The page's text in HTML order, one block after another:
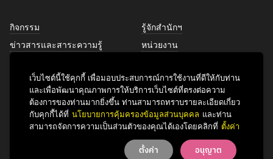
กิจกรรม
ข่าวสารและสาระความรู้
ศิลปวัฒนธรรม
รู้จักสำนักฯ
หน่วยงาน
บริการของเรา
ติดต่อเรา
Instagram TikTok
เว็บไซต์นี้ใช้คุกกี้ เพื่อมอบประสบการณ์การใช้งานที่ดีให้กับท่าน
และเพื่อพัฒนาคุณภาพการให้บริการเว็บไซต์ที่ตรงต่อความ
ต้องการของท่านมากยิ่งขึ้น ท่านสามารถทราบรายละเอียดเกี่ยว
กับคุกกี้ได้ที่ นโยบายการคุ้มครองข้อมูลส่วนบุคคล และท่าน
สามารถจัดการความเป็นส่วนตัวของคุณได้เองโดยคลิกที่ ตั้งค่า
ตั้งค่า อนุญาต